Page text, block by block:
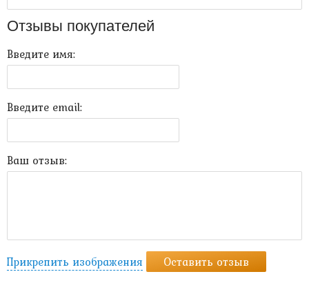
Отзывы покупателей
Введите имя:
Введите email:
Ваш отзыв:
Прикрепить изображения Оставить отзыв